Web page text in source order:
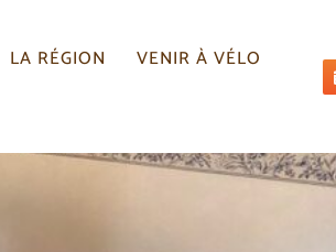
LA RÉGION
VENIR À VÉLO